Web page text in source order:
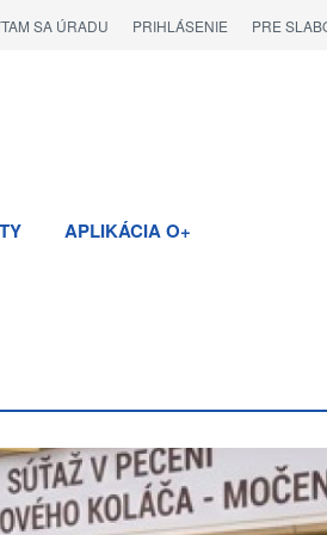
PRE
PRIHLÁSENIE
SA ÚRADU
APLIKÁCIA O+